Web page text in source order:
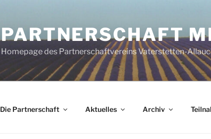
PARTNERSCHAFT
Homepage des Partnerschaftvereins Vaterstetten-
Die Partnerschaft Aktuelles Archiv